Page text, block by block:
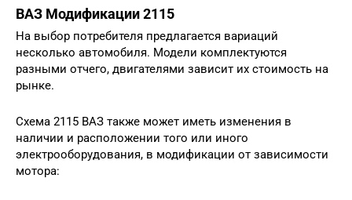
ВАЗ Модификации 2115
На выбор потребителя предлагается вариаций
несколько автомобиля. Модели комплектуются
разными отчего, двигателями зависит их стоимость на
рынке.
Схема 2115 ВАЗ также может иметь изменения в
наличии и расположении того или иного
электрооборудования, в модификации от зависимости
мотора: